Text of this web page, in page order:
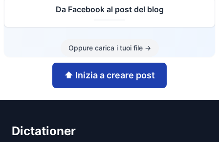
Da Facebook al post del blog
Oppure carica i tuoi file→
⬆️ Inizia a creare post
Dictationer